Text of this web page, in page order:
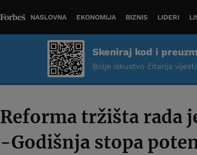
NASLOVNA EKONOMIJA BIZNIS LIDERI
Skeniraj kod i
Bolje iskustvo čitanja
Reforma tržišta rada
-Godišnja stopa